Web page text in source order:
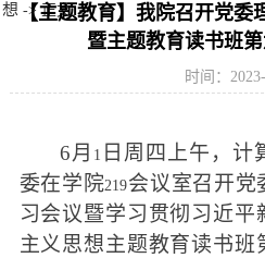
想 -> 正文
【主题教育】我院召开党委
暨主题教育读书班
时间：
6月 1 日周四上午，计
委在学院219会议室召开党
习会议暨学习贯彻习近平
主义思想主题教育读书班